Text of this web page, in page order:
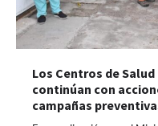
Los Centros de
continúan con
campañas